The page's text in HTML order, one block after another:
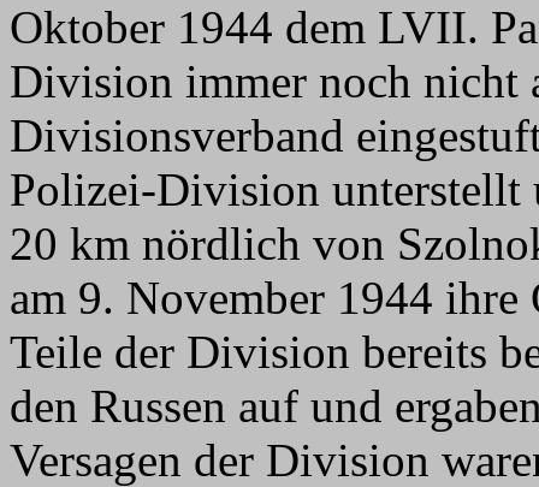
Oktober 1944 dem LVII.
Division immer noch nicht
Divisionsverband
Polizei-Division unterstellt
20 km nördlich von
am 9. November 1944 ihre
Teile der Division bereits
den Russen auf und
Versagen der Division